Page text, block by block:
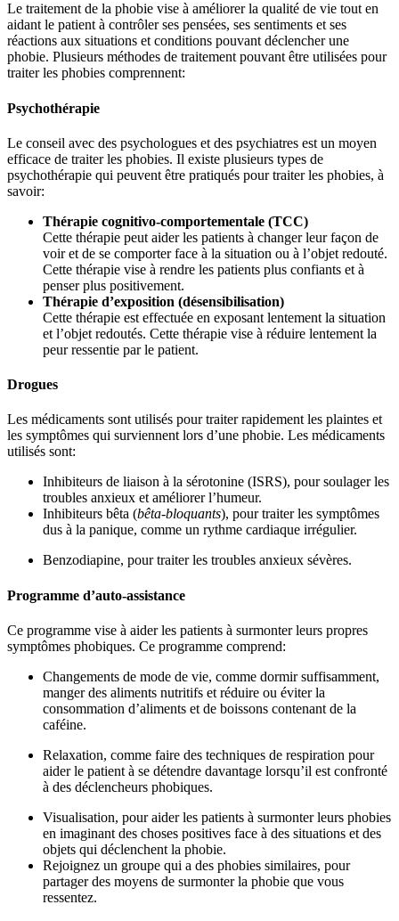
Le traitement de la phobie vise à améliorer la qualité de vie tout en
aidant le patient à contrôler ses pensées, ses sentiments et ses
réactions aux situations et conditions pouvant déclencher une
phobie. Plusieurs méthodes de traitement pouvant être utilisées pour
traiter les phobies comprennent:
Psychothérapie
Le conseil avec des psychologues et des psychiatres est un moyen
efficace de traiter les phobies. Il existe plusieurs types de
psychothérapie qui peuvent être pratiqués pour traiter les phobies, à
savoir:
Thérapie cognitivo-comportementale (TCC)
Cette thérapie peut aider les patients à changer leur façon de
voir et de se comporter face à la situation ou à l’objet redouté.
Cette thérapie vise à rendre les patients plus confiants et à
penser plus positivement.
Thérapie d’exposition (désensibilisation)
Cette thérapie est effectuée en exposant lentement la situation
et l’objet redoutés. Cette thérapie vise à réduire lentement la
peur ressentie par le patient.
Drogues
Les médicaments sont utilisés pour traiter rapidement les plaintes et
les symptômes qui surviennent lors d’une phobie. Les médicaments
utilisés sont:
Inhibiteurs de liaison à la sérotonine (ISRS), pour soulager les
troubles anxieux et améliorer l’humeur.
Inhibiteurs bêta (bêta-bloquants), pour traiter les symptômes
dus à la panique, comme un rythme cardiaque irrégulier.
Benzodiapine, pour traiter les troubles anxieux sévères.
Programme d’auto-assistance
Ce programme vise à aider les patients à surmonter leurs propres
symptômes phobiques. Ce programme comprend:
Changements de mode de vie, comme dormir suffisamment,
manger des aliments nutritifs et réduire ou éviter la
consommation d’aliments et de boissons contenant de la
caféine.
Relaxation, comme faire des techniques de respiration pour
aider le patient à se détendre davantage lorsqu’il est confronté
à des déclencheurs phobiques.
Visualisation, pour aider les patients à surmonter leurs phobies
en imaginant des choses positives face à des situations et des
objets qui déclenchent la phobie.
Rejoignez un groupe qui a des phobies similaires, pour
partager des moyens de surmonter la phobie que vous
ressentez.